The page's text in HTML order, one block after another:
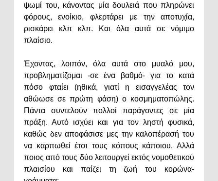
ψωμί του, κάνοντας μία δουλειά που πληρώνει
φόρους, ενοίκιο, φλερτάρει με την αποτυχία,
ρισκάρει κλπ κλπ. Και όλα αυτά σε νόμιμο
πλαίσιο.
Έχοντας, λοιπόν, όλα αυτά στο μυαλό μου,
προβληματίζομαι -σε ένα βαθμό- για το κατά
πόσο φταίει (ηθικά, γιατί η εισαγγελέας τον
αθώωσε σε πρώτη φάση) ο κοσμηματοπώλης.
Πάντα συντελούν πολλοί παράγοντες σε μία
πράξη. Αυτό ισχύει και για τον ληστή φυσικά,
καθώς δεν αποφάσισε μες την καλοπέρασή του
να καρπωθεί έτσι τους κόπους κάποιου. Αλλά
ποιος από τους δύο λειτουργεί εκτός νομοθετικού
πλαισίου και παίζει τη ζωή του κορώνα-